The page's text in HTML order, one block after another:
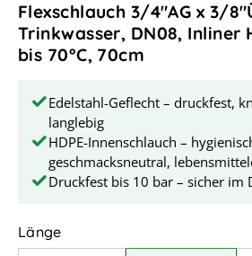
Flexschlauch 3/4"AG x 3/
Trinkwasser, DN08, Inliner
bis 70°C, 70cm
Edelstahl-Geflecht – druckfest,
langlebig
HDPE-Innenschlauch –
geschmacksneutral,
Druckfest bis 10 bar – sicher im
Längeauswählen